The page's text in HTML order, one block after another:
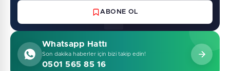
ABONE OL
Whatsapp Hattı
Son dakika haberler için bizi takip edin!
0501 565 85 16